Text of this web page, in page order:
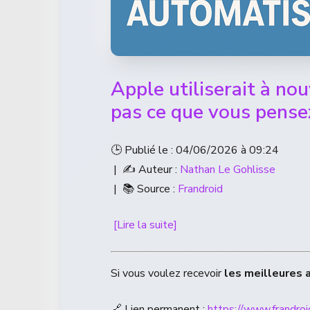
Apple utiliserait à
pas ce que vous
🕒 Publié le : 04/06/2026 à 09:24
| ✍️ Auteur : Nathan Le Gohlisse
| 📚 Source : Frandroid
[Lire la suite]
Si vous voulez recevoirles meilleures